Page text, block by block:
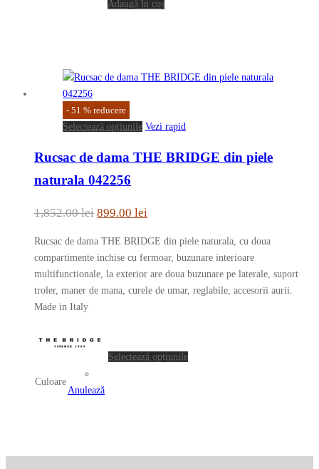
Adaugă în coș
- 51 % reducere
Selectează opțiunile Acest
are
variații.
pot
fi
alese
în
Vezi rapid
Rucsac de dama THE BRIDGE din piele
naturala 042256
1,852.00lei Prețul
a
fost:
1,852.00 lei.
899.00 lei
899.00 lei.
Rucsac de dama THE BRIDGE din piele naturala, cu doua
compartimente inchise cu fermoar, buzunare interioare
multifunctionale, la exterior are doua buzunare pe laterale, suport
troler, maner de mana, curele de umar, reglabile, accesorii aurii.
Made in Italy
Selectează opțiunile
produs
are
Culoare
Anulează